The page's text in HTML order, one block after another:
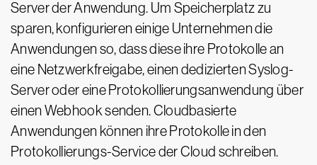
Server der Anwendung. Um Speicherplatz zu
sparen, konfigurieren einige Unternehmen die
Anwendungen so, dass diese ihre Protokolle an
eine Netzwerkfreigabe, einen dedizierten Syslog-
Server oder eine Protokollierungsanwendung über
einen Webhook senden. Cloudbasierte
Anwendungen können ihre Protokolle in den
Protokollierungs-Service der Cloud schreiben.